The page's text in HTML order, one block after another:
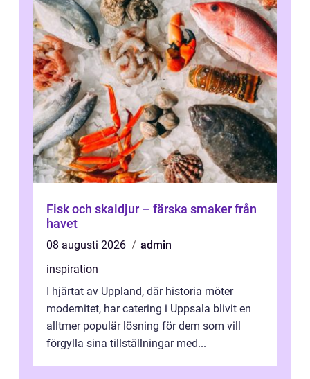
Fisk och skaldjur – färska smaker från
havet
08 augusti 2026
admin
inspiration
I hjärtat av Uppland, där historia möter
modernitet, har catering i Uppsala blivit en
alltmer populär lösning för dem som vill
förgylla sina tillställningar med...